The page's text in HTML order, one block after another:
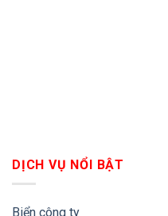
DỊCH VỤ NỔI BẬT
Biển công ty